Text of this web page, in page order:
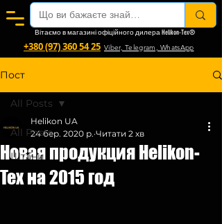
+380 (97) 360 54 25
Вітаємо в магазині офіційного дилера Helikon-Tex®
Viber, Telegram, WhatsApp
Пост
All Posts
Штани
All Posts
Новая продукция Helikon-
Tex на 2015 год
Helikon UA
24 бер. 2020 р. Читати 2 хв